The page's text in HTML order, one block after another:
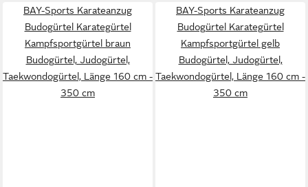
BAY-Sports Karateanzug
Budogürtel Karategürtel
Kampfsportgürtel braun
Budogürtel, Judogürtel,
Taekwondogürtel, Länge 160 cm -
350 cm
BAY-Sports Karateanzug
Budogürtel Karategürtel
Kampfsportgürtel gelb
Budogürtel, Judogürtel,
Taekwondogürtel, Länge 160 cm -
350 cm